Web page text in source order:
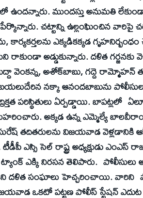
ఉందన్నారు. ముందస్తు అనుమతి
చట్టాన్ని ఉల్లంఘించిన వారిపై
కార్యకర్తలను ఎక్కడికక్కడ
రాకుండా అడ్డుకున్నారు. దళిత
వెంకన్న, అశోక్‌బాబు, గద్దె రామ్మోహన్‌
నక్కా ఆనందబాబును
పరిస్థితులు ఏర్పడ్డాయి. బాపట్లలో
అక్కడ ఉన్న ఎమ్మెల్యే
తదితరులను విజయవాడ వెళ్లడానికి
టీడీపీ ఎస్సి సెల్‌ రాష్ట్ర అధ్యక్షుడు
ఎక్కి నిరసన తెలిపారు. పోలీసులు
దళిత సంఘాలు హెచ్చరించాయి. వారిని
ఒకటో పట్టణ పోలీస్‌ స్టేషన్‌ ఎదుట